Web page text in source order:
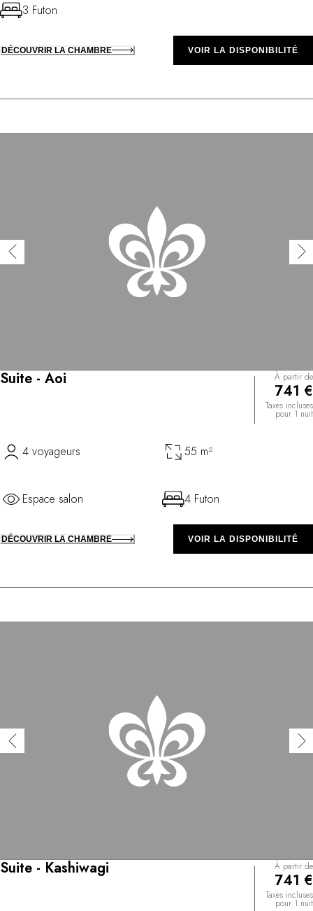
3 Futon
DÉCOUVRIR LA CHAMBRE VOIR LA DISPONIBILITÉ
Suite - Aoi À partir de
741 €
Taxes incluses
pour 1 nuit
4 voyageurs 55 m²
Espace salon 4 Futon
DÉCOUVRIR LA CHAMBRE VOIR LA DISPONIBILITÉ
Suite - Kashiwagi À partir de
741 €
Taxes incluses
pour 1 nuit